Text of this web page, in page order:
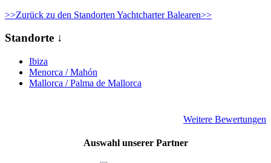
>>Zurück zu den Standorten Yachtcharter Balearen>>
Standorte ↓
Ibiza
Menorca / Mahón
Mallorca / Palma de Mallorca
Weitere Bewertungen
Auswahl unserer Partner